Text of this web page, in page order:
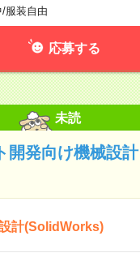
/服装自由
応募する
未読
開発向け機械設
計(SolidWorks)